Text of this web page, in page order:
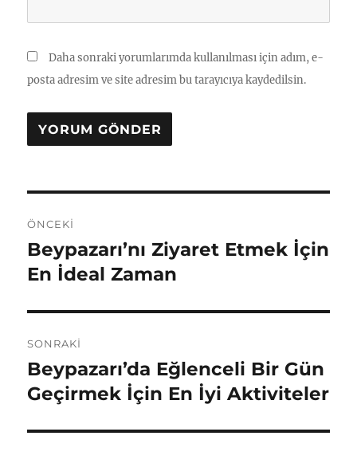
Daha sonraki yorumlarımda kullanılması için adım, e-
posta adresim ve site adresim bu tarayıcıya kaydedilsin.
gezinmesi
ÖNCEKI
Önceki
yazı:
Beypazarı’nı Ziyaret Etmek İçin
En İdeal Zaman
SONRAKI
Sonraki
yazı:
Beypazarı’da Eğlenceli Bir Gün
Geçirmek İçin En İyi Aktiviteler